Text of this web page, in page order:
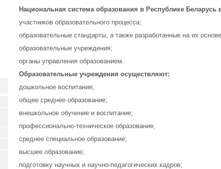
Национальная система образования в Республике Бела­русь
участников образовательного процесса;
образовательные стандарты, а также разработанные на их
образовательные учреждения;
органы управления образованием.
Образовательные учреждения осуществляют:
дошкольное воспитание;
общее среднее образование;
внешкольное обучение и воспитание;
профессионально-техническое образование;
среднее специальное образование;
высшее образование;
подготовку научных и научно-педагогических кадров;